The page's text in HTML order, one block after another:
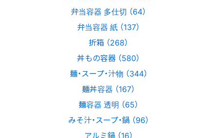
弁当容器 多仕切 （64）
弁当容器 紙 （137）
折箱 （268）
丼もの容器 （580）
麺・スープ・汁物 （344）
麺丼容器 （167）
麺容器 透明 （65）
みそ汁・スープ・鍋 （96）
アルミ鍋 （16）